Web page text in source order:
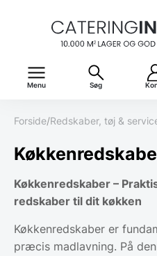
Menu Søg
Forside/Redskaber, tøj &
Køkkenredskaber –
redskaber til dit køkken
Køkkenredskaber er
præcis madlavning. På